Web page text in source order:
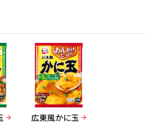
広東風かに玉